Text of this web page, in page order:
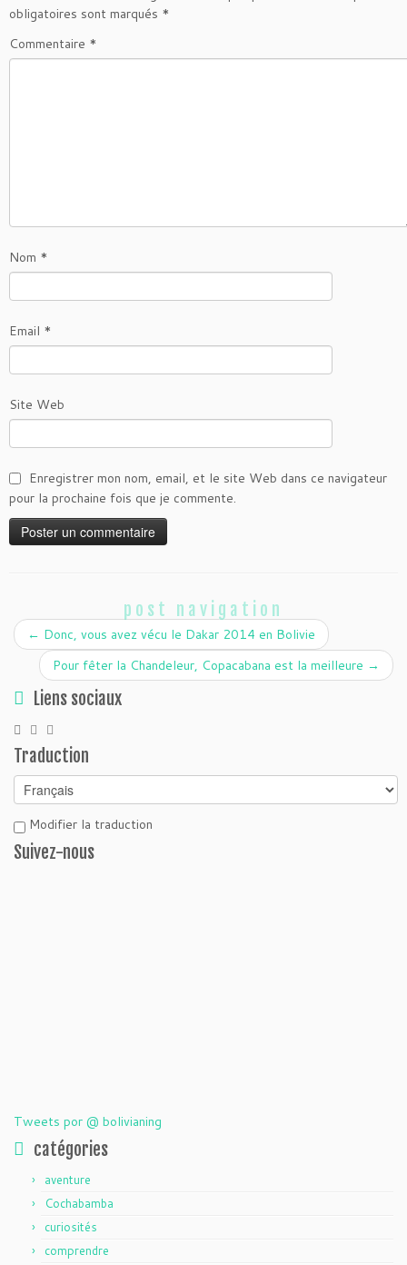
obligatoires sont marqués *
Commentaire *
Nom *
Email *
Site Web
Enregistrer mon nom, email, et le site Web dans ce navigateur
pour la prochaine fois que je commente.
post navigation
← Donc, vous avez vécu le Dakar 2014 en Bolivie
Pour fêter la Chandeleur, Copacabana est la meilleure →
Liens sociaux
Traduction
Modifier la traduction
Suivez-nous
Tweets por @ bolivianing
catégories
aventure
Cochabamba
curiosités
comprendre